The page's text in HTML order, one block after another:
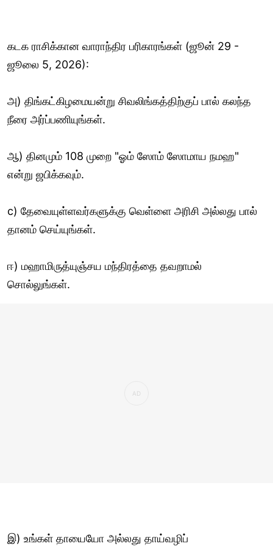
கடக ராசிக்கான வாராந்திர பரிகாரங்கள் (ஜூன் 29 -
ஜூலை 5, 2026):
அ) திங்கட்கிழமையன்று சிவலிங்கத்திற்குப் பால் கலந்த
நீரை அர்ப்பணியுங்கள்.
ஆ) தினமும் 108 முறை "ஓம் ஸோம் ஸோமாய நமஹ"
என்று ஜபிக்கவும்.
c) தேவையுள்ளவர்களுக்கு வெள்ளை அரிசி அல்லது பால்
தானம் செய்யுங்கள்.
ஈ) மஹாமிருத்யுஞ்சய மந்திரத்தை தவறாமல்
சொல்லுங்கள்.
இ) உங்கள் தாயையோ அல்லது தாய்வழிப்